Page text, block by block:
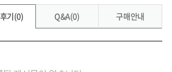
기(0) Q&A(0) 구매안내